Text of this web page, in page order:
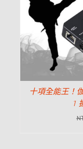
十項全能王！
1